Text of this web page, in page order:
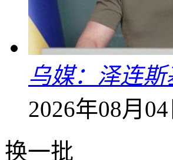
乌媒：泽连
2026年08月
换一批